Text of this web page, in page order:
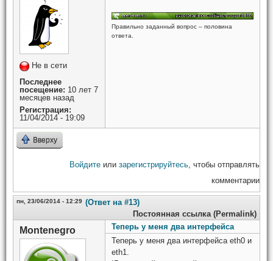
Не в сети
Последнее
посещение: 10 лет 7
месяцев назад
Регистрация:
11/04/2014 - 19:09
Правильно заданный вопрос – половина
ответа.
Вверху
Войдите или зарегистрируйтесь, чтобы отправлять
комментарии
пн, 23/06/2014 - 12:29 (Ответ на #13)
Постоянная ссылка (Permalink)
Montenegro
Теперь у меня два интерфейса
Теперь у меня два интерфейса eth0 и
eth1.